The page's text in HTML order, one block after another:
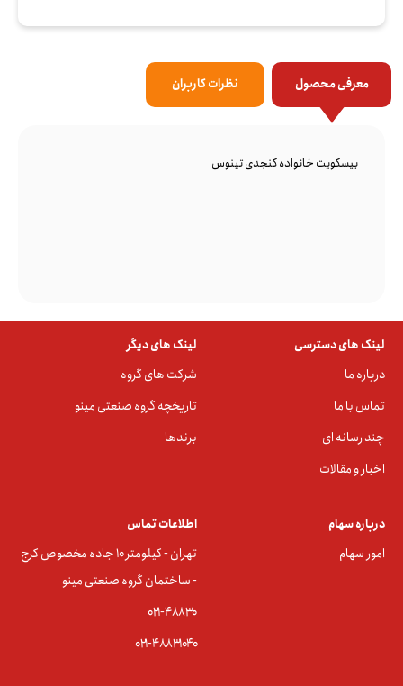
معرفی محصول نظرات کاربران
بیسکویت خانواده کنجدی تینوس
لینک های دسترسی
درباره ما
تماس با ما
چند رسانه ای
اخبار و مقالات
لینک های دیگر
شرکت های گروه
تاریخچه گروه صنعتی مینو
برندها
درباره سهام
امور سهام
اطلاعات تماس
تهران - کیلومتر ۱۰ جاده مخصوص کرج
- ساختمان گروه صنعتی مینو
۰۲۱-۴۸۸۳0
۰۲۱-۴۸۸۳۱۰۴۰